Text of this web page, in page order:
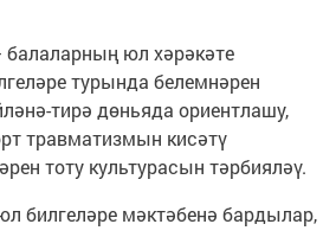
юл хәрәкәте
турында белемнәрен
тирә дөньяда ориентлашу,
травматизмын кисәтү
тоту культурасын тәрбияләү.
билгеләре мәктәбенә бардылар,